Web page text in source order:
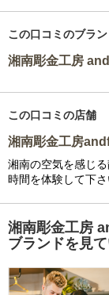
この口コミのブラン
湘南彫金工房
この口コミの店舗
湘南彫金工房
湘南の空気を感じ
時間を体験して下さ
湘南彫金工房
ブランドを見